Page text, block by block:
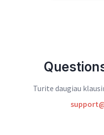
Turite daugiau